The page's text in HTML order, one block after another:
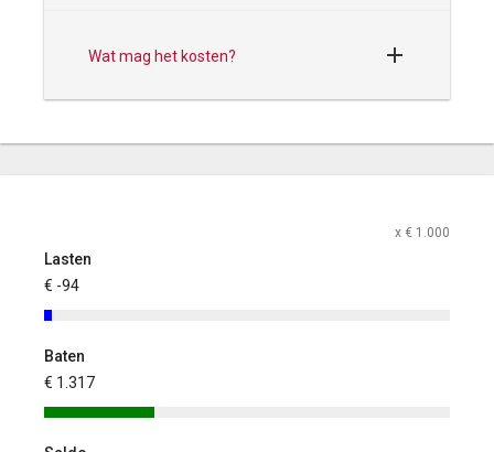
Wat mag het kosten?
x € 1.000
Lasten
€ -94
Baten
€ 1.317